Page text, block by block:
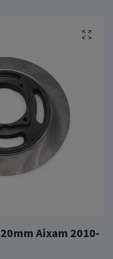
Aixam 2010-